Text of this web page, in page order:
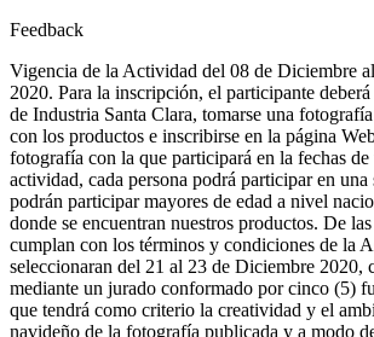
Feedback
Vigencia de la Actividad del 08 de Diciembre
2020. Para la inscripción, el participante
de Industria Santa Clara, tomarse una
con los productos e inscribirse en la página
fotografía con la que participará en la fechas
actividad, cada persona podrá participar en
podrán participar mayores de edad a nivel
donde se encuentran nuestros productos. De
cumplan con los términos y condiciones de la
seleccionaran del 21 al 23 de Diciembre 2020,
mediante un jurado conformado por cinco (5)
que tendrá como criterio la creatividad y el
navideño de la fotografía publicada y a modo